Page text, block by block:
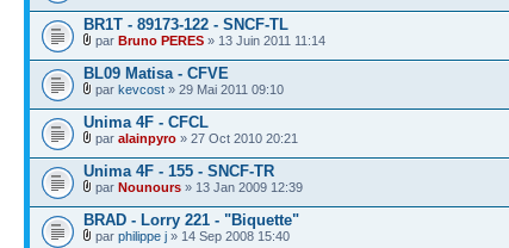
BR1T - 89173-122 - SNCF-TL
par Bruno PERES » 13 Juin 2011 11:14
BL09 Matisa - CFVE
par kevcost » 29 Mai 2011 09:10
Unima 4F - CFCL
par alainpyro » 27 Oct 2010 20:21
Unima 4F - 155 - SNCF-TR
par Nounours » 13 Jan 2009 12:39
BRAD - Lorry 221 - "Biquette"
par philippe j » 14 Sep 2008 15:40